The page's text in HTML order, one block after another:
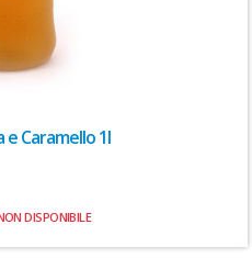
e Caramello 1l
DISPONIBILE